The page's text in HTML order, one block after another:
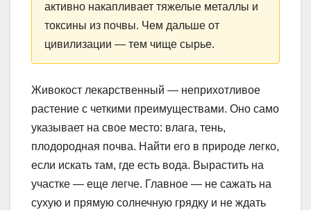
активно накапливает тяжелые металлы и
токсины из почвы. Чем дальше от
цивилизации — тем чище сырье.
Живокост лекарственный — неприхотливое
растение с четкими преимуществами. Оно само
указывает на свое место: влага, тень,
плодородная почва. Найти его в природе легко,
если искать там, где есть вода. Вырастить на
участке — еще легче. Главное — не сажать на
сухую и прямую солнечную грядку и не ждать